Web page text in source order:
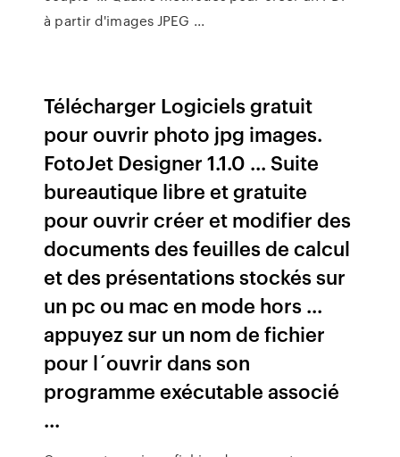
à partir d'images JPEG ...
Télécharger Logiciels gratuit
pour ouvrir photo jpg images.
FotoJet Designer 1.1.0 ... Suite
bureautique libre et gratuite
pour ouvrir créer et modifier des
documents des feuilles de calcul
et des présentations stockés sur
un pc ou mac en mode hors ...
appuyez sur un nom de fichier
pour l´ouvrir dans son
programme exécutable associé
...